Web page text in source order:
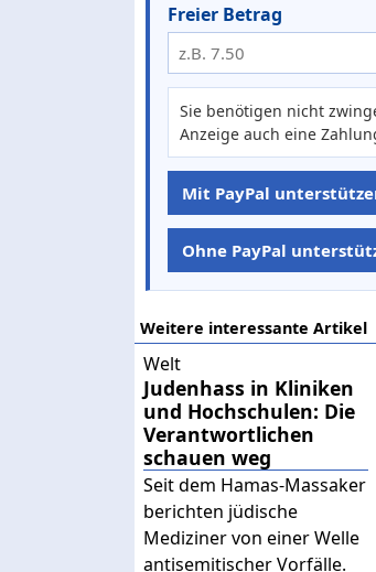
Freier Betrag
Sie benötigen nicht
Anzeige auch eine
Mit PayPal
Ohne PayPal
Weitere interessante Artikel
Welt
Judenhass in Kliniken
und Hochschulen: Die
Verantwortlichen
schauen weg
Seit dem Hamas-Massaker
berichten jüdische
Mediziner von einer Welle
antisemitischer Vorfälle.